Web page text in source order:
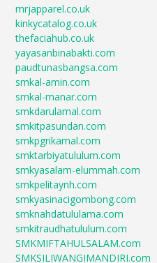
mrjapparel.co.uk
kinkycatalog.co.uk
thefaciahub.co.uk
yayasanbinabakti.com
paudtunasbangsa.com
smkal-amin.com
smkal-manar.com
smkdarulamal.com
smkitpasundan.com
smkpgrikamal.com
smktarbiyatululum.com
smkyasalam-elummah.com
smkpelitaynh.com
smkyasinacigombong.com
smknahdatululama.com
smkitraudhatululum.com
SMKMIFTAHULSALAM.com
SMKSILIWANGIMANDIRI.com